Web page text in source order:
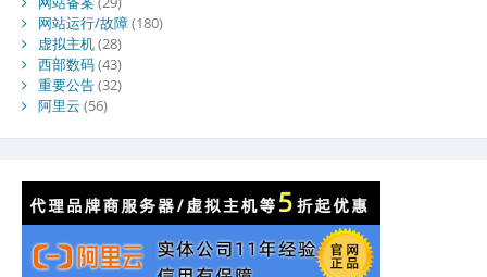
网站运行/故障(180)
虚拟主机(28)
西部数码(43)
重要公告(32)
阿里云 (56)